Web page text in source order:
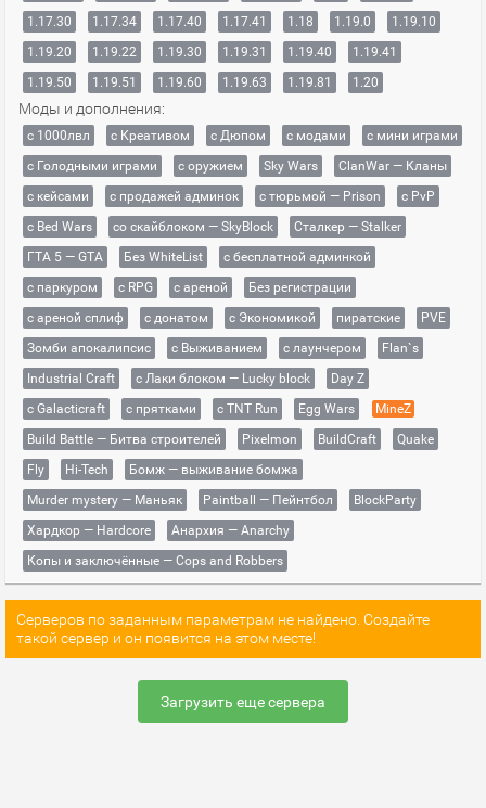
1.17.30
1.17.34 1.17.40 1.17.41 1.18 1.19.0
1.19.10
1.19.20
1.19.22 1.19.30 1.19.31 1.19.40
1.19.41
1.19.50
1.19.51 1.19.60 1.19.63 1.19.81 1.20
Моды и дополнения:
с 1000лвл c Креативом с Дюпом с модами
с мини играми
с Голодными играми
с оружием Sky Wars
ClanWar — Кланы
с кейсами
с продажей админок с тюрьмой — Prison
с PvP
с Bed Wars
со скайблоком — SkyBlock
Сталкер — Stalker
ГТА 5 — GTA
Без WhiteList
с бесплатной админкой
с паркуром
с RPG с ареной
Без регистрации
с ареной сплиф
с донатом с Экономикой пиратские
PVE
Зомби апокалипсис
с Выживанием с лаунчером
Flan`s
Industrial Craft
с Лаки блоком — Lucky block
Day Z
с Galacticraft
с прятками с TNT Run Egg Wars
MineZ
Build Battle — Битва строителей
Pixelmon BuildCraft
Quake
Fly
Hi-Tech
Бомж — выживание бомжа
Murder mystery — Маньяк
Paintball — Пейнтбол
BlockParty
Хардкор — Hardcore
Анархия — Anarchy
Копы и заключённые — Cops and Robbers
Серверов по заданным параметрам не найдено. Создайте
такой сервер и он появится на этом месте!
Загрузить еще сервера